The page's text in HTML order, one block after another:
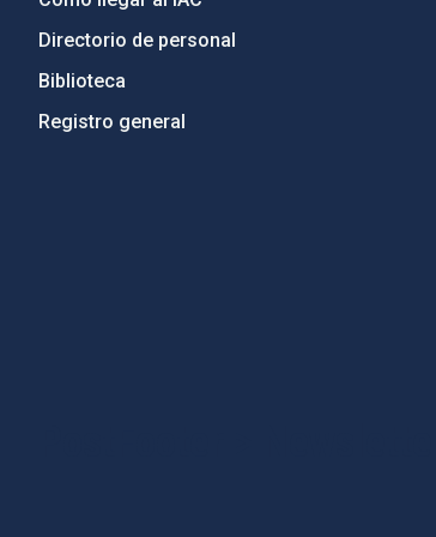
Directorio de personal
Biblioteca
Registro general